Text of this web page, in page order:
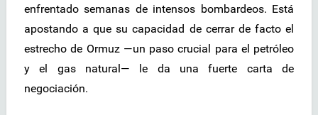
enfrentado semanas de intensos bombardeos. Está
apostando a que su capacidad de cerrar de facto el
estrecho de Ormuz —un paso crucial para el petróleo
y el gas natural— le da una fuerte carta de
negociación.